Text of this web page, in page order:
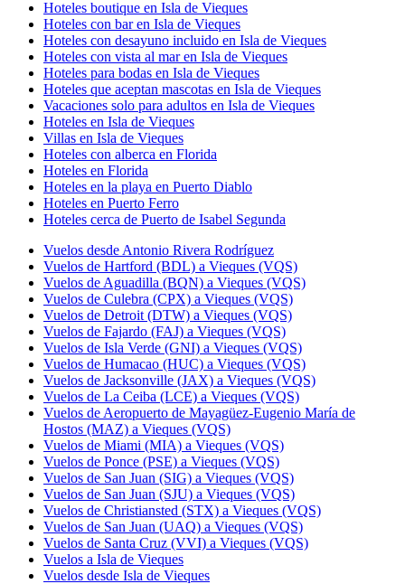
Hoteles boutique en Isla de Vieques
Hoteles con bar en Isla de Vieques
Hoteles con desayuno incluido en Isla de Vieques
Hoteles con vista al mar en Isla de Vieques
Hoteles para bodas en Isla de Vieques
Hoteles que aceptan mascotas en Isla de Vieques
Vacaciones solo para adultos en Isla de Vieques
Hoteles en Isla de Vieques
Villas en Isla de Vieques
Hoteles con alberca en Florida
Hoteles en Florida
Hoteles en la playa en Puerto Diablo
Hoteles en Puerto Ferro
Hoteles cerca de Puerto de Isabel Segunda
Vuelos desde Antonio Rivera Rodríguez
Vuelos de Hartford (BDL) a Vieques (VQS)
Vuelos de Aguadilla (BQN) a Vieques (VQS)
Vuelos de Culebra (CPX) a Vieques (VQS)
Vuelos de Detroit (DTW) a Vieques (VQS)
Vuelos de Fajardo (FAJ) a Vieques (VQS)
Vuelos de Isla Verde (GNI) a Vieques (VQS)
Vuelos de Humacao (HUC) a Vieques (VQS)
Vuelos de Jacksonville (JAX) a Vieques (VQS)
Vuelos de La Ceiba (LCE) a Vieques (VQS)
Vuelos de Aeropuerto de Mayagüez-Eugenio María de
Hostos (MAZ) a Vieques (VQS)
Vuelos de Miami (MIA) a Vieques (VQS)
Vuelos de Ponce (PSE) a Vieques (VQS)
Vuelos de San Juan (SIG) a Vieques (VQS)
Vuelos de San Juan (SJU) a Vieques (VQS)
Vuelos de Christiansted (STX) a Vieques (VQS)
Vuelos de San Juan (UAQ) a Vieques (VQS)
Vuelos de Santa Cruz (VVI) a Vieques (VQS)
Vuelos a Isla de Vieques
Vuelos desde Isla de Vieques